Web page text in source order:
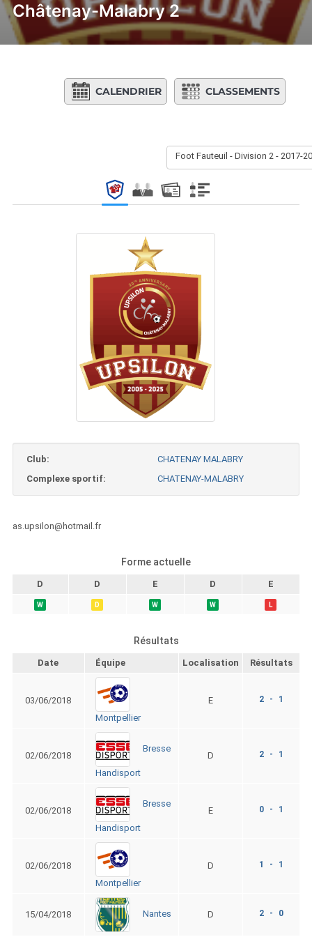
Châtenay-Malabry 2
CALENDRIER CLASSEMENTS
Foot Fauteuil - Division 2 - 2017-
Club:
CHATENAY MALABRY
Complexe sportif:
CHATENAY-MALABRY
as.upsilon@hotmail.fr
Forme actuelle
D D E D E
W D W W L
Résultats
Date Équipe Localisation Résultats
03/06/2018
Montpellier
E 2 - 1
02/06/2018
Bresse
Handisport
D 2 - 1
02/06/2018
Bresse
Handisport
E 0 - 1
02/06/2018
Montpellier
D 1 - 1
15/04/2018 Nantes D 2 - 0